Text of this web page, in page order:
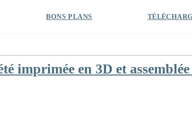
BONS PLANS
imprimée en 3D et